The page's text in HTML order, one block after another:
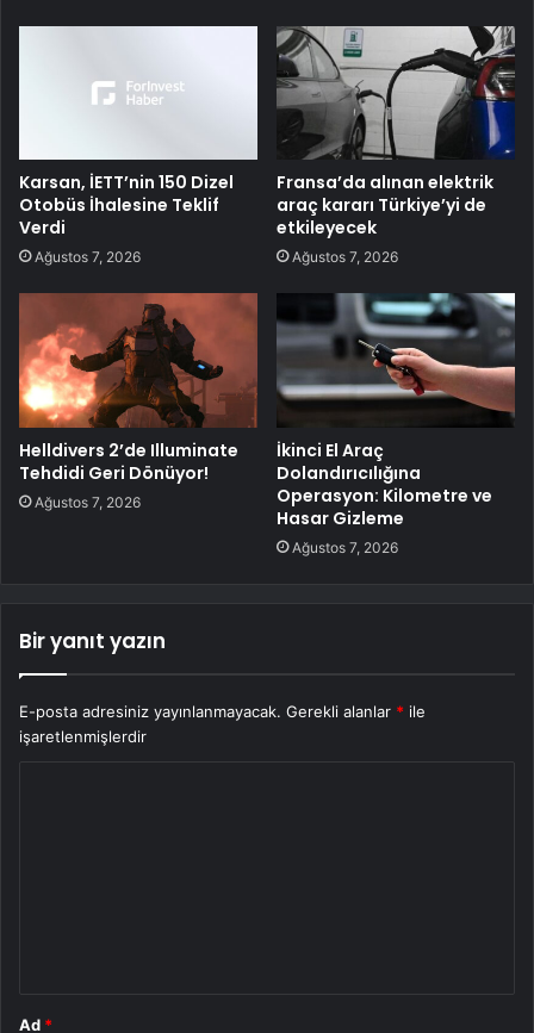
Karsan, İETT’nin 150 Dizel
Otobüs İhalesine Teklif
Verdi
Ağustos 7, 2026
Fransa’da alınan elektrik
araç kararı Türkiye’yi de
etkileyecek
Ağustos 7, 2026
Helldivers 2’de Illuminate
Tehdidi Geri Dönüyor!
Ağustos 7, 2026
İkinci El Araç
Dolandırıcılığına
Operasyon: Kilometre ve
Hasar Gizleme
Ağustos 7, 2026
Bir yanıt yazın
E-posta adresiniz yayınlanmayacak. Gerekli alanlar * ile
işaretlenmişlerdir
Ad *